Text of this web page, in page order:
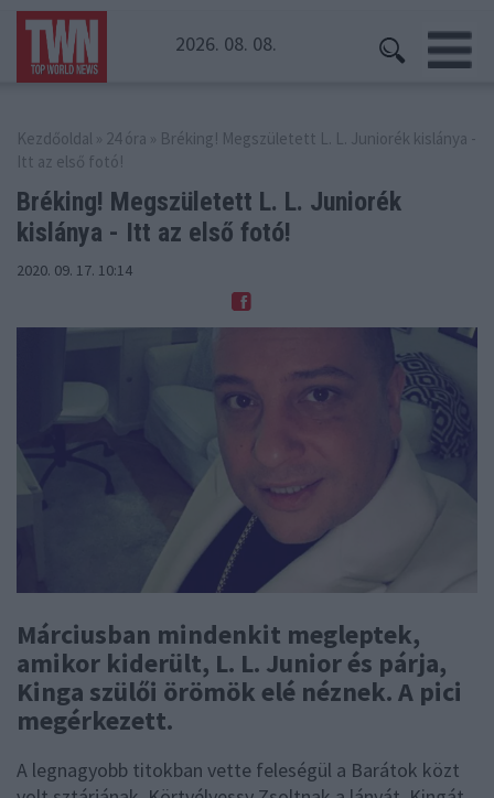
2026. 08. 08.
Kezdőoldal » 24 óra » Bréking! Megszületett L. L. Juniorék kislánya -
Itt az első fotó!
Bréking! Megszületett L. L. Juniorék
kislánya - Itt az első fotó!
2020. 09. 17. 10:14
Márciusban mindenkit megleptek,
amikor kiderült, L. L. Junior és párja,
Kinga szülői örömök elé néznek. A pici
megérkezett.
A legnagyobb titokban vette feleségül a Barátok közt